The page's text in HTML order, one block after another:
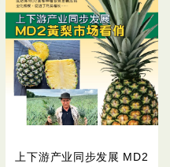
上下游产业同步发展 MD2